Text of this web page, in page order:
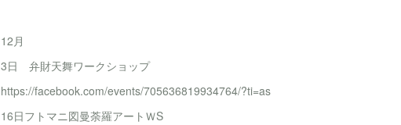
12月
3日 弁財天舞ワークショップ
https://facebook.com/events/705636819934764/?ti=as
16日フトマニ図曼荼羅アートＷS